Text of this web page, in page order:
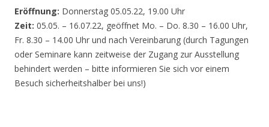
Eröffnung: Donnerstag 05.05.22, 19.00 Uhr
Zeit: 05.05. – 16.07.22, geöffnet Mo. – Do. 8.30 – 16.00 Uhr,
Fr. 8.30 – 14.00 Uhr und nach Vereinbarung (durch Tagungen
oder Seminare kann zeitweise der Zugang zur Ausstellung
behindert werden – bitte informieren Sie sich vor einem
Besuch sicherheitshalber bei uns!)